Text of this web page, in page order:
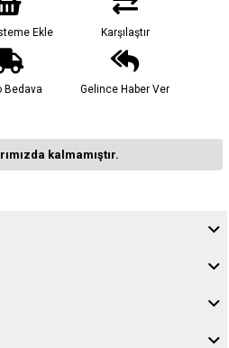
Ekle Karşılaştır
Bedava Gelince Haber Ver
kalmamıştır.